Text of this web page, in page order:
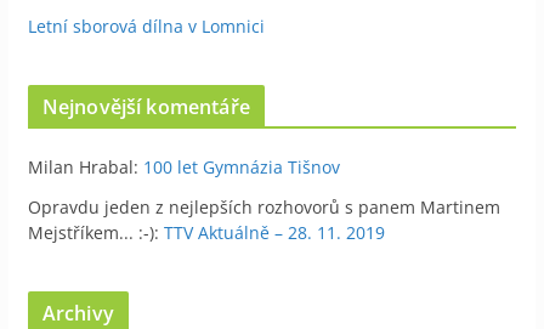
Letní sborová dílna v Lomnici
Nejnovější komentáře
Milan Hrabal: 100 let Gymnázia Tišnov
Opravdu jeden z nejlepších rozhovorů s panem Martinem
Mejstříkem... :-): TTV Aktuálně – 28. 11. 2019
Archivy